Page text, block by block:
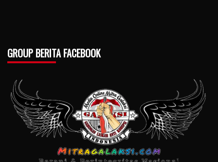
GROUP BERITA FACEBOOK